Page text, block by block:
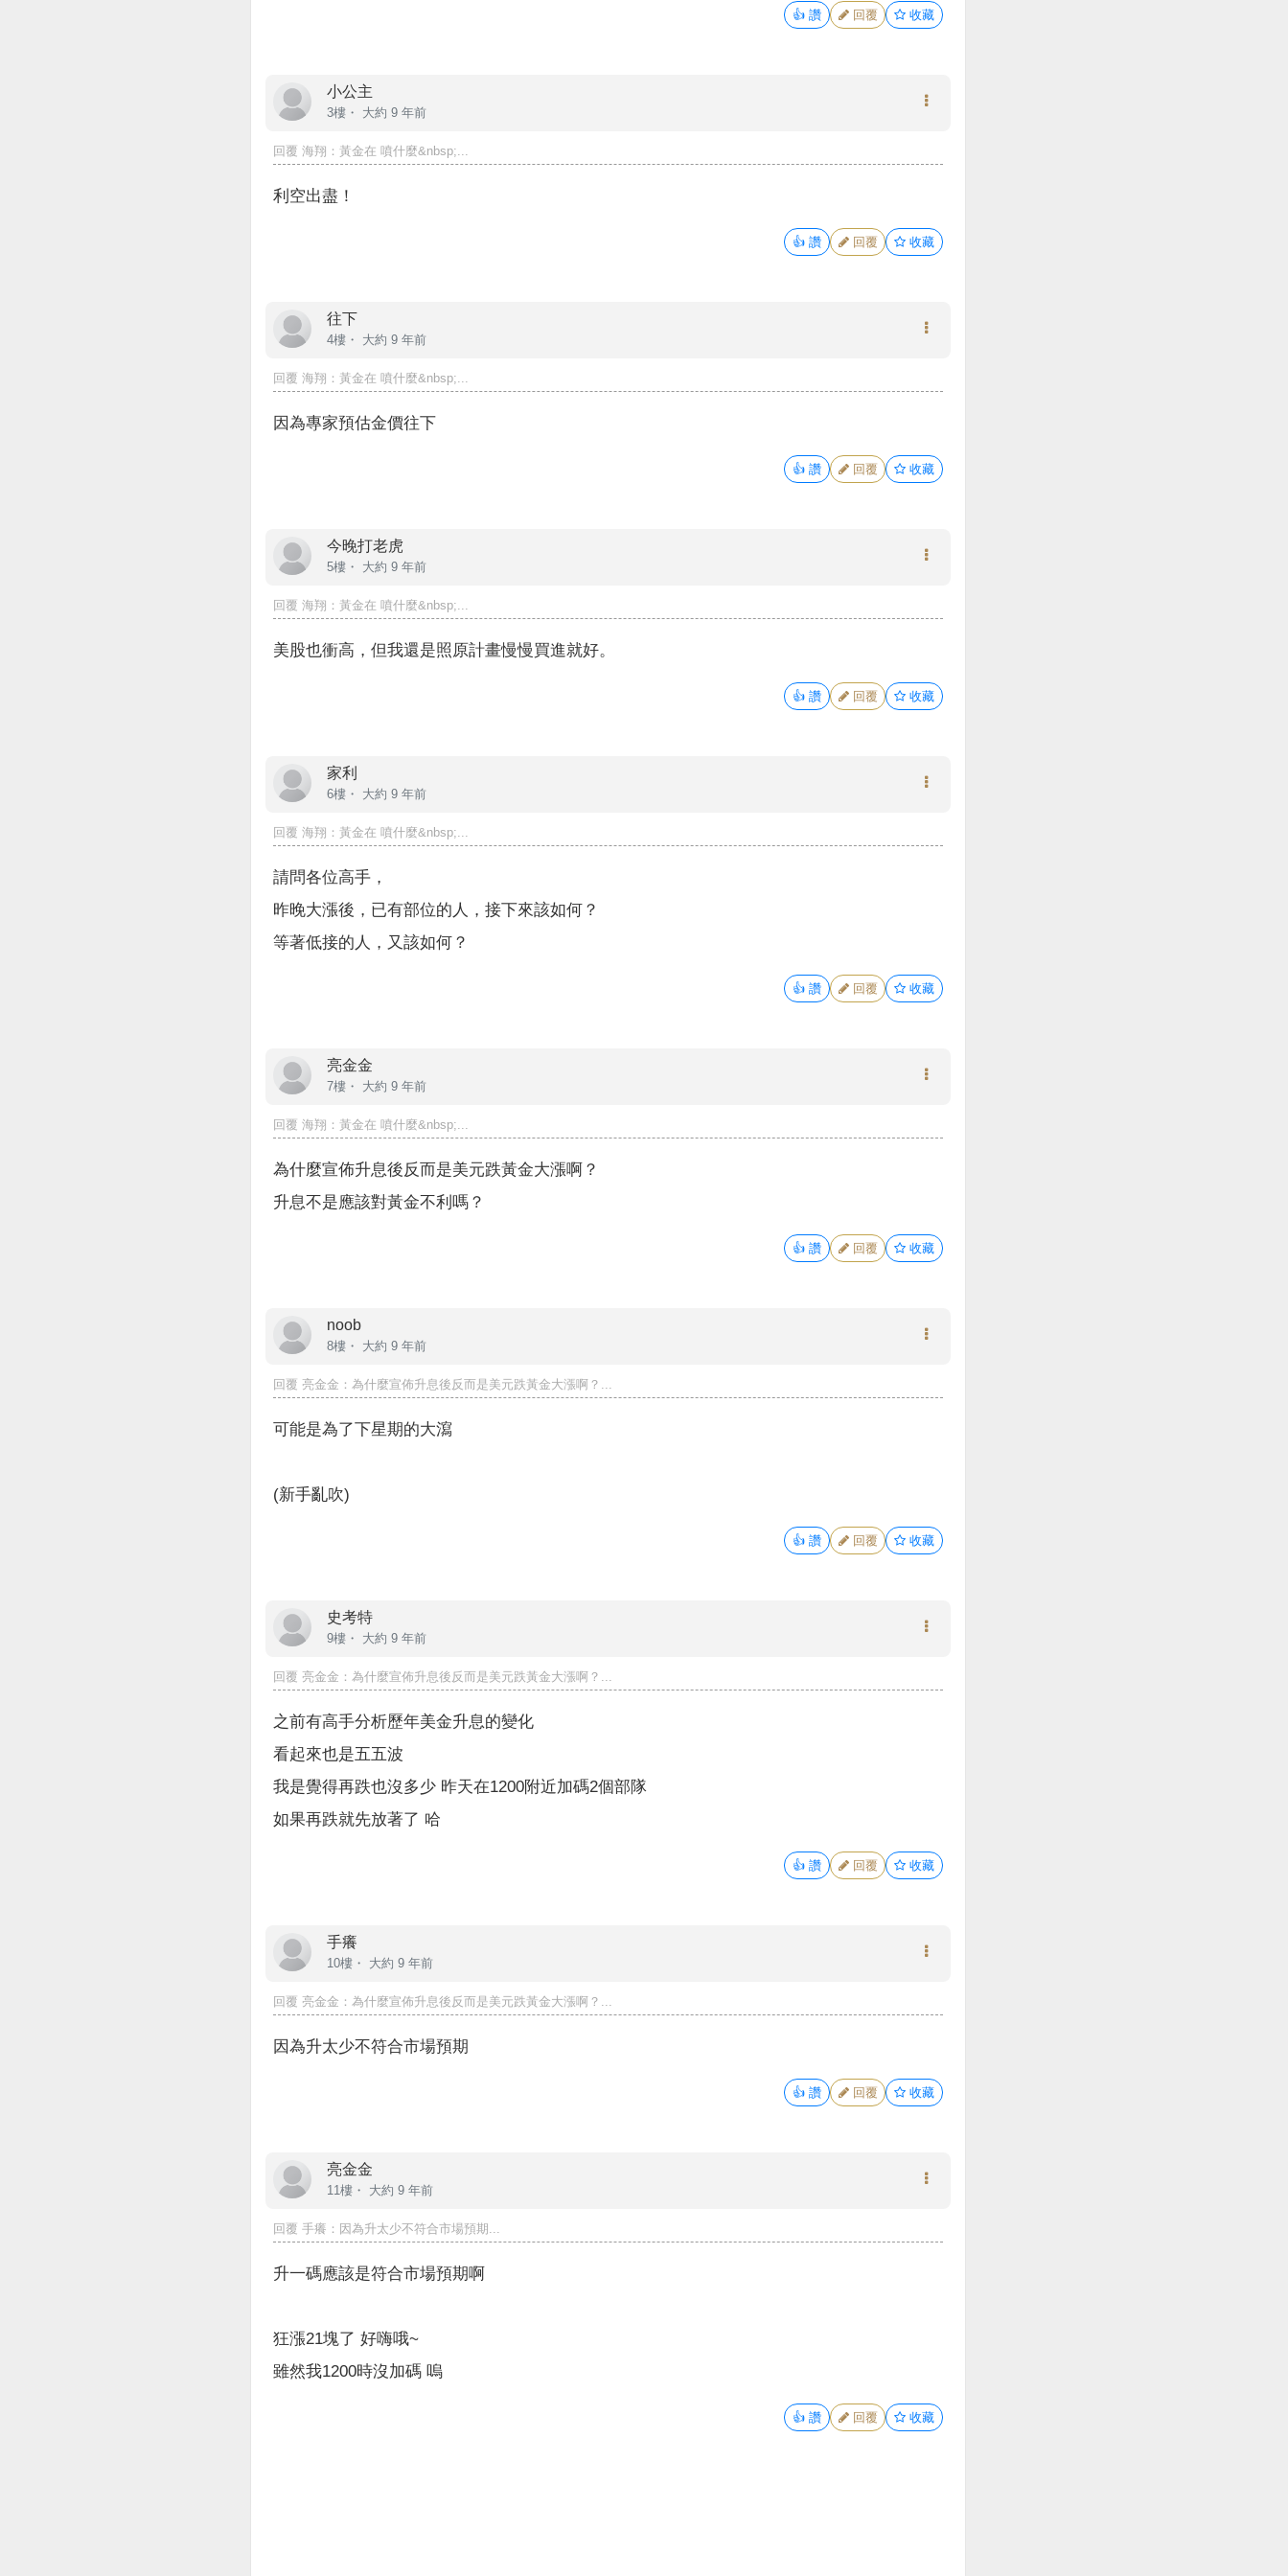
👍 讚 回覆 收藏
小公主
3樓・ 大約 9 年前
回覆海翔 ：黃金在 噴什麼&nbsp;...
利空出盡！
👍 讚 回覆 收藏
往下
4樓・ 大約 9 年前
回覆海翔 ：黃金在 噴什麼&nbsp;...
因為專家預估金價往下
👍 讚 回覆 收藏
今晚打老虎
5樓・ 大約 9 年前
回覆海翔 ：黃金在 噴什麼&nbsp;...
美股也衝高，但我還是照原計畫慢慢買進就好。
👍 讚 回覆 收藏
家利
6樓・ 大約 9 年前
回覆海翔 ：黃金在 噴什麼&nbsp;...
請問各位高手，
昨晚大漲後，已有部位的人，接下來該如何？
等著低接的人，又該如何？
👍 讚 回覆 收藏
亮金金
7樓・ 大約 9 年前
回覆海翔 ：黃金在 噴什麼&nbsp;...
為什麼宣佈升息後反而是美元跌黃金大漲啊？
升息不是應該對黃金不利嗎？
👍 讚 回覆 收藏
noob
8樓・ 大約 9 年前
回覆 亮金金 ：為什麼宣佈升息後反而是美元跌黃金大漲啊？...
可能是為了下星期的大瀉
(新手亂吹)
👍 讚 回覆 收藏
史考特
9樓・ 大約 9 年前
回覆 亮金金 ：為什麼宣佈升息後反而是美元跌黃金大漲啊？...
之前有高手分析歷年美金升息的變化
看起來也是五五波
我是覺得再跌也沒多少 昨天在1200附近加碼2個部隊
如果再跌就先放著了 哈
👍 讚 回覆 收藏
手癢
10樓・ 大約 9 年前
回覆 亮金金 ：為什麼宣佈升息後反而是美元跌黃金大漲啊？...
因為升太少不符合市場預期
👍 讚 回覆 收藏
亮金金
11樓・ 大約 9 年前
回覆手癢 ：因為升太少不符合市場預期...
升一碼應該是符合市場預期啊
狂漲21塊了 好嗨哦~
雖然我1200時沒加碼 嗚
👍 讚 回覆 收藏